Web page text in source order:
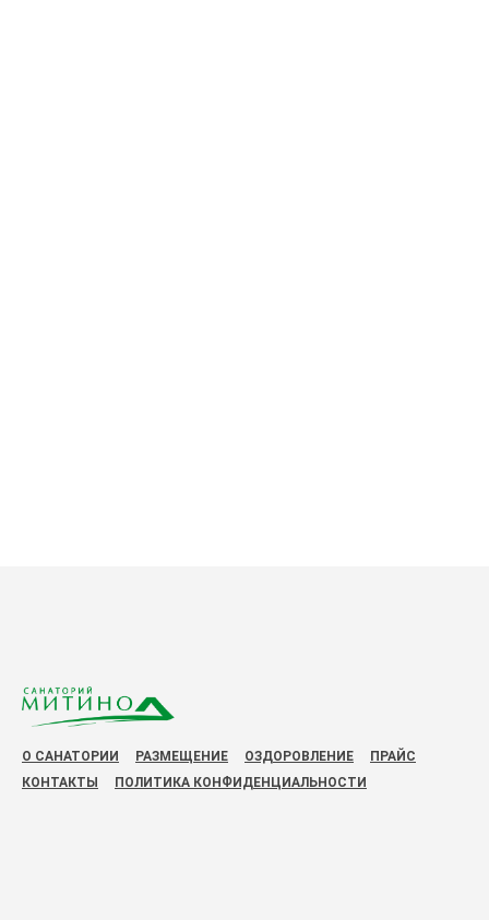
О САНАТОРИИ РАЗМЕЩЕНИЕ ОЗДОРОВЛЕНИЕ
ПРАЙС
КОНТАКТЫ
ПОЛИТИКА КОНФИДЕНЦИАЛЬНОСТИ